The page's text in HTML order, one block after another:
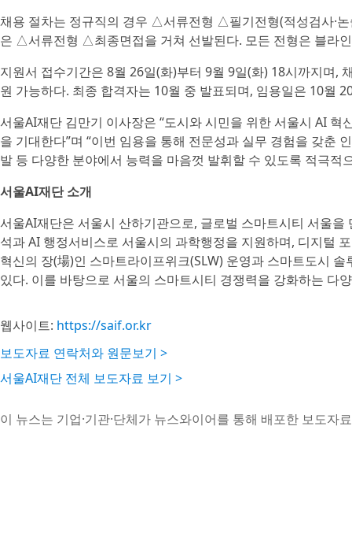
채용 절차는 정규직의 경우 △서류전형 △필기전형(적성검사·
은 △서류전형 △최종면접을 거쳐 선발된다. 모든 전형은 블라
지원서 접수기간은 8월 26일(화)부터 9월 9일(화) 18시까지며,
원 가능하다. 최종 합격자는 10월 중 발표되며, 임용일은 10월
서울AI재단 김만기 이사장은 “도시와 시민을 위한 서울시 AI
을 기대한다”며 “이번 임용을 통해 전문성과 실무 경험을 갖춘
발 등 다양한 분야에서 능력을 마음껏 발휘할 수 있도록 적극적
서울AI재단 소개
서울AI재단은 서울시 산하기관으로, 글로벌 스마트시티 서울
석과 AI 행정서비스로 서울시의 과학행정을 지원하며, 디지털
혁신의 장(場)인 스마트라이프위크(SLW) 운영과 스마트도시
있다. 이를 바탕으로 서울의 스마트시티 경쟁력을 강화하는 다
웹사이트: https://saif.or.kr
보도자료 연락처와 원문보기 >
서울AI재단 전체 보도자료 보기 >
이 뉴스는 기업·기관·단체가 뉴스와이어를 통해 배포한 보도자